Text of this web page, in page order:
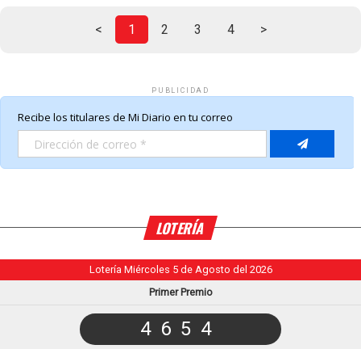
< 1 2 3 4 >
PUBLICIDAD
LOTERÍA
Lotería Miércoles 5 de Agosto del 2026
Primer Premio
4654